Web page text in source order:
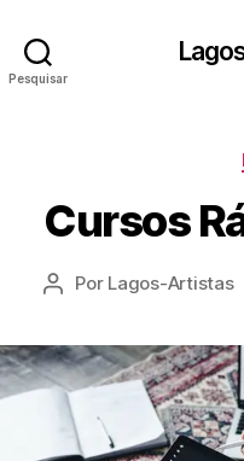
Pesquisar
Cursos
Autor
Por Lagos-Artistas